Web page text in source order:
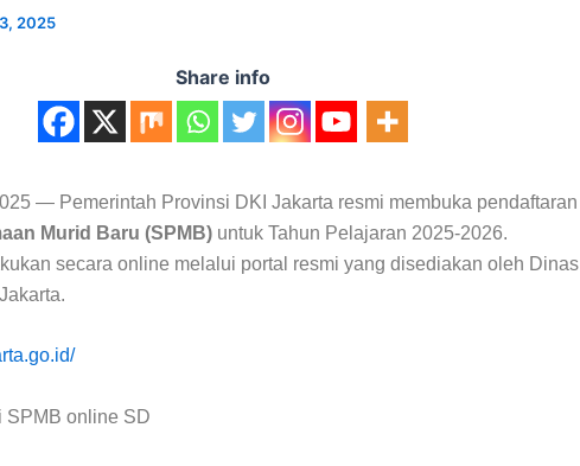
2025
Share info
— Pemerintah Provinsi DKI Jakarta resmi membuka pendaftaran
Murid Baru (SPMB) untuk Tahun Pelajaran 2025-2026.
secara online melalui portal resmi yang disediakan oleh Dinas
SPMB online SD